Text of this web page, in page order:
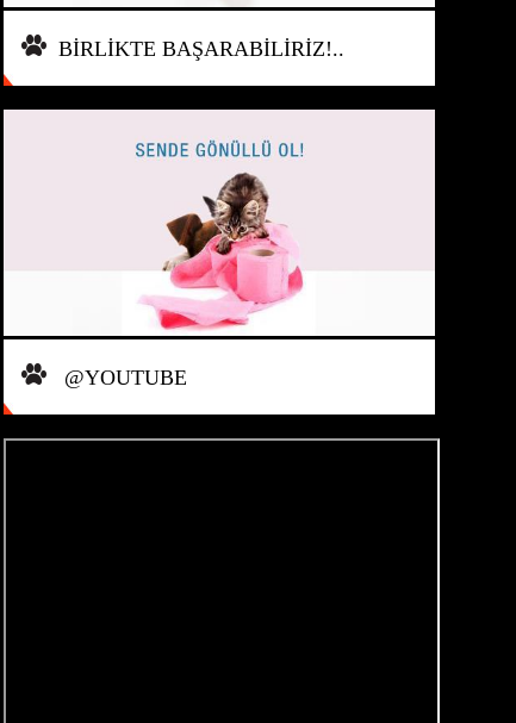
BİRLİKTE BAŞARABİLİRİZ!..
@YOUTUBE